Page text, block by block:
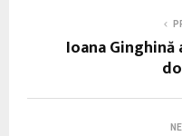
Ioana